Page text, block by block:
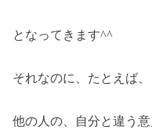
となってきます^^
それなのに、たとえば、
他の人の、自分と違う